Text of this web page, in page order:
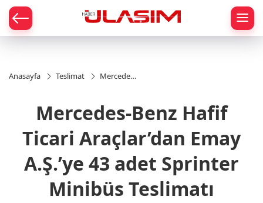
Anasayfa Teslimat
Mercedes-
Araçlar’dan
Emay
A.Ş.’ye 43
adet
Sprinter
Minibüs
Teslimatı
Mercedes-Benz Hafif
Ticari Araçlar’dan Emay
A.Ş.’ye 43 adet Sprinter
Minibüs Teslimatı